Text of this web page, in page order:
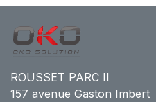
ROUSSET PARC II
157 avenue Gaston Imbert